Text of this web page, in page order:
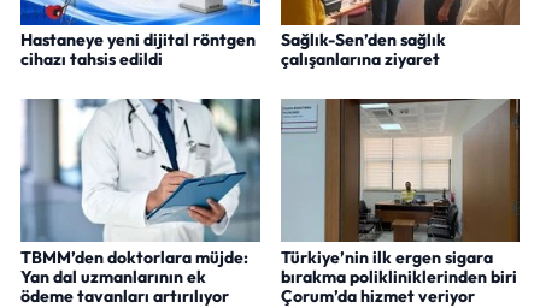
Hastaneye yeni dijital röntgen
cihazı tahsis edildi
Sağlık-Sen’den sağlık
çalışanlarına ziyaret
TBMM’den doktorlara müjde:
Yan dal uzmanlarının ek
ödeme tavanları artırılıyor
Türkiye’nin ilk ergen sigara
bırakma polikliniklerinden biri
Çorum’da hizmet veriyor